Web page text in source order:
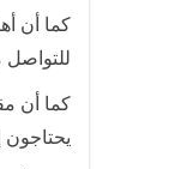
كما أن
للتواصل
كما أن
يحتاجون